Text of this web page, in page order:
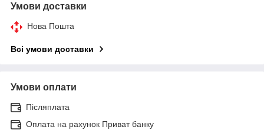
Умови доставки
Нова Пошта
Всі умови доставки
Умови оплати
Післяплата
Оплата на рахунок Приват банку